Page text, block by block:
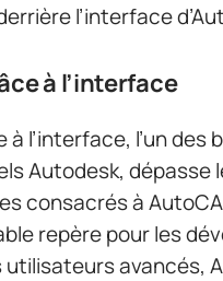
l’interface
à l’interface
à l’interface, l’un des
Autodesk, dépasse
consacrés à
repère pour les
utilisateurs avancés,